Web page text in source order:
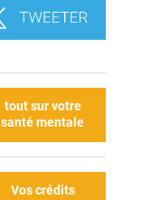
tout sur votre
santé mentale
Vos crédits